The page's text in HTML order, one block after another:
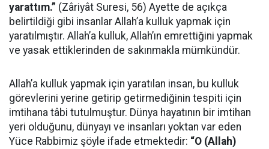
yarattım.” (Zâriyât Suresi, 56) Ayette de açıkça
belirtildiği gibi insanlar Allah’a kulluk yapmak için
yaratılmıştır. Allah’a kulluk, Allah’ın emrettiğini yapmak
ve yasak ettiklerinden de sakınmakla mümkündür.
Allah’a kulluk yapmak için yaratılan insan, bu kulluk
görevlerini yerine getirip getirmediğinin tespiti için
imtihana tâbi tutulmuştur. Dünya hayatının bir imtihan
yeri olduğunu, dünyayı ve insanları yoktan var eden
Yüce Rabbimiz şöyle ifade etmektedir: “O (Allah)